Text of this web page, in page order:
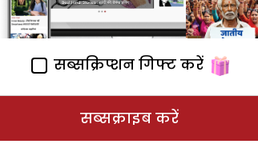
सब्सक्रिप्शन गिफ्ट करें
सब्सक्राइब करें